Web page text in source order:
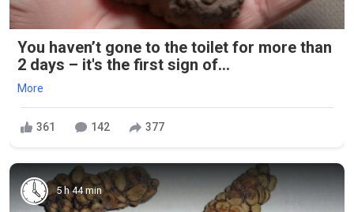
You haven’t gone to the toilet for more than
2 days – it's the first sign of...
More
361 142 377
5 h 44 min